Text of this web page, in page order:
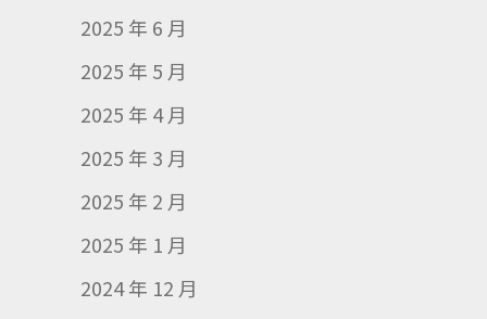
2025 年 6 月
2025 年 5 月
2025 年 4 月
2025 年 3 月
2025 年 2 月
2025 年 1 月
2024 年 12 月